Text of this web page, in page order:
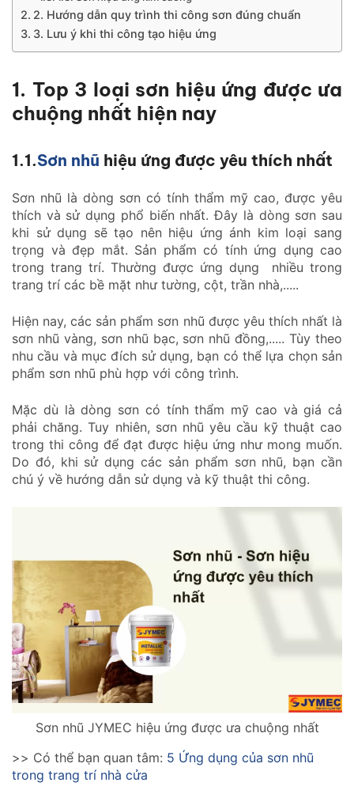
2. Hướng dẫn quy trình thi công sơn đúng chuẩn
3. Lưu ý khi thi công tạo hiệu ứng
1. Top 3 loại sơn hiệu ứng được ưa
chuộng nhất hiện nay
1.1.Sơn nhũ hiệu ứng được yêu thích nhất
Sơn nhũ là dòng sơn có tính thẩm mỹ cao, được yêu
thích và sử dụng phổ biến nhất. Đây là dòng sơn sau
khi sử dụng sẽ tạo nên hiệu ứng ánh kim loại sang
trọng và đẹp mắt. Sản phẩm có tính ứng dụng cao
trong trang trí. Thường được ứng dụng nhiều trong
trang trí các bề mặt như tường, cột, trần nhà,.....
Hiện nay, các sản phẩm sơn nhũ được yêu thích nhất là
sơn nhũ vàng, sơn nhũ bạc, sơn nhũ đồng,..... Tùy theo
nhu cầu và mục đích sử dụng, bạn có thể lựa chọn sản
phẩm sơn nhũ phù hợp với công trình.
Mặc dù là dòng sơn có tính thẩm mỹ cao và giá cả
phải chăng. Tuy nhiên, sơn nhũ yêu cầu kỹ thuật cao
trong thi công để đạt được hiệu ứng như mong muốn.
Do đó, khi sử dụng các sản phẩm sơn nhũ, bạn cần
chú ý về hướng dẫn sử dụng và kỹ thuật thi công.
Sơn nhũ JYMEC hiệu ứng được ưa chuộng nhất
>> Có thể bạn quan tâm: 5 Ứng dụng của sơn nhũ
trong trang trí nhà cửa